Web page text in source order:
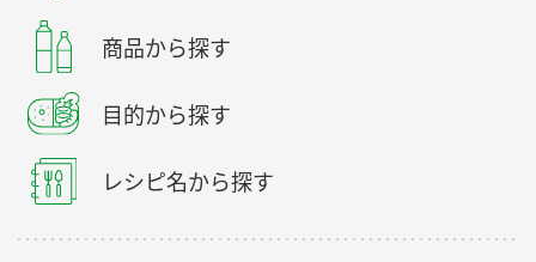
商品から探す
目的から探す
レシピ名から探す